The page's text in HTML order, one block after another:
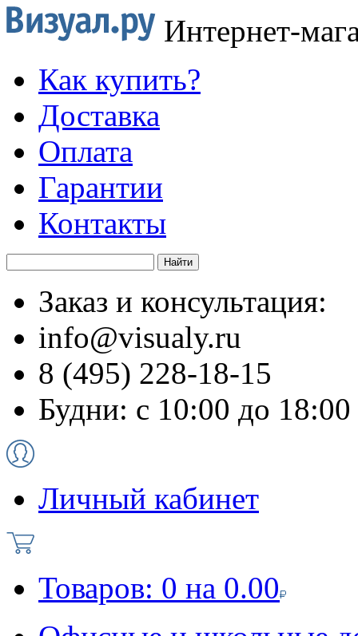
Интернет-
Как купить?
Доставка
Оплата
Гарантии
Контакты
Заказ и консультация:
info@visualy.ru
8 (495) 228-18-15
Будни: с 10:00 до 18:00
Личный кабинет
Товаров: 0 на 0.00